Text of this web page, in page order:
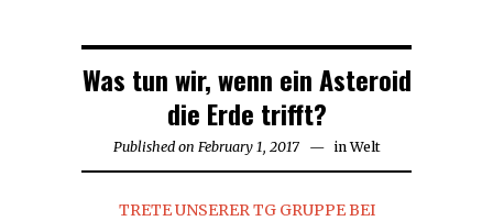
Was tun wir, wenn ein Asteroid
die Erde trifft?
Published on February 1, 2017 in Welt
TRETE UNSERER TG GRUPPE BEI